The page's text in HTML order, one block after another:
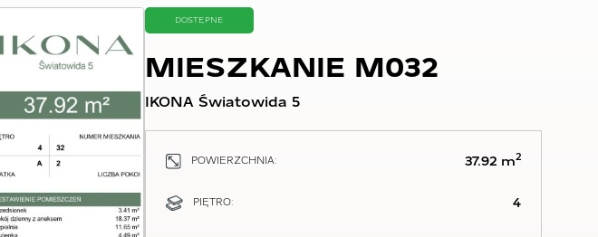
DOSTĘPNE
MIESZKANIE M032
IKONA Światowida 5
POWIERZCHNIA: 37.92 m2
PIĘTRO: 4